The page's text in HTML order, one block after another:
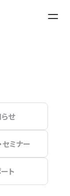
せ
セミナー
ト